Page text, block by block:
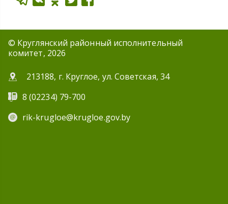
© Круглянский районный исполнительный
комитет, 2026
213188, г. Круглое, ул. Советская, 34
8 (02234) 79-700
rik-krugloe@krugloe.gov.by